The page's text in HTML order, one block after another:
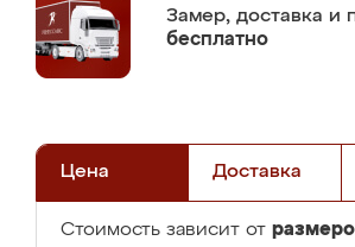
Замер, доставка и
бесплатно
Цена Доставка
Стоимость зависит от